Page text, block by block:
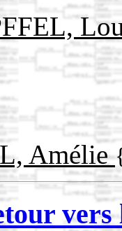
Amélie
vers